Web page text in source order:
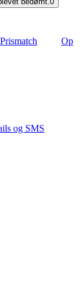
Prismatch
Op
og SMS